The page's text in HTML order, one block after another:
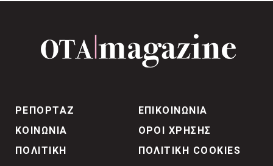
ΡΕΠΟΡΤΑΖ
ΚΟΙΝΩΝΙΑ
ΠΟΛΙΤΙΚΗ
ΕΠΙΚΟΙΝΩΝΙΑ
ΟΡΟΙ ΧΡΗΣΗΣ
ΠΟΛΙΤΙΚΗ COOKIES